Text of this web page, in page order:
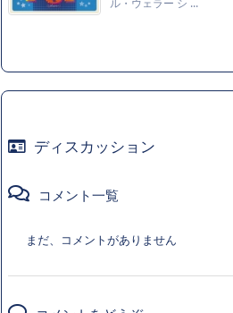
ル・ウェラー シ ...
ディスカッション
コメント一覧
まだ、コメントがありません